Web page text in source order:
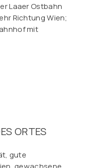
Laaer Ostbahn
Richtung Wien;
mit
ORTES
gute